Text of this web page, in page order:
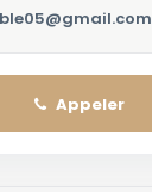
Appeler